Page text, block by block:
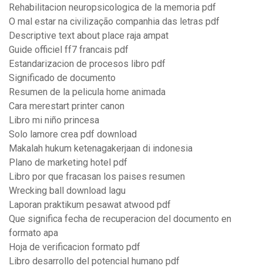
Rehabilitacion neuropsicologica de la memoria pdf
O mal estar na civilização companhia das letras pdf
Descriptive text about place raja ampat
Guide officiel ff7 francais pdf
Estandarizacion de procesos libro pdf
Significado de documento
Resumen de la pelicula home animada
Cara merestart printer canon
Libro mi niño princesa
Solo lamore crea pdf download
Makalah hukum ketenagakerjaan di indonesia
Plano de marketing hotel pdf
Libro por que fracasan los paises resumen
Wrecking ball download lagu
Laporan praktikum pesawat atwood pdf
Que significa fecha de recuperacion del documento en
formato apa
Hoja de verificacion formato pdf
Libro desarrollo del potencial humano pdf